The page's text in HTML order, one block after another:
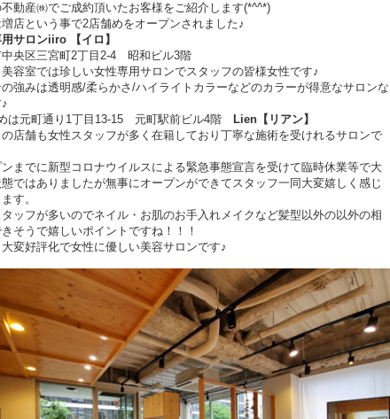
動産㈱でご成約頂いたお客様をご紹介します(*^^*)
店という事で2店舗めをオープンされました♪
サロンiiro 【イロ】
中央区三宮町2丁目2-4 昭和ビル3階
容室では珍しい女性専用サロンでスタッフの皆様女性です♪
強みは透明感/柔らかさ/ハイライトカラーなどのカラーが得意なサロンな
は元町通り1丁目13-15 元町駅前ビル4階
Lien【リアン】
店舗も女性スタッフが多く在籍しており丁寧な施術を受けれるサロンで
までに新型コロナウイルスによる緊急事態宣言を受けて臨時休業等で大
ではありましたが無事にオープンができてスタッフ一同大変嬉しく感じ
す。
ッフが多いのでネイル・お肌のお手入れメイクなど髪型以外の以外の相
そうで嬉しいポイントですね！！！
変好評化で女性に優しい美容サロンです♪